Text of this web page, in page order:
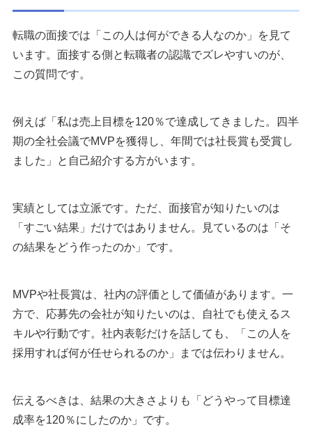
転職の面接では「この人は何ができる人なのか」を見て
います。面接する側と転職者の認識でズレやすいのが、
この質問です。
例えば「私は売上目標を120％で達成してきました。四半
期の全社会議でMVPを獲得し、年間では社長賞も受賞し
ました」と自己紹介する方がいます。
実績としては立派です。ただ、面接官が知りたいのは
「すごい結果」だけではありません。見ているのは「そ
の結果をどう作ったのか」です。
MVPや社長賞は、社内の評価として価値があります。一
方で、応募先の会社が知りたいのは、自社でも使えるス
キルや行動です。社内表彰だけを話しても、「この人を
採用すれば何が任せられるのか」までは伝わりません。
伝えるべきは、結果の大きさよりも「どうやって目標達
成率を120％にしたのか」です。